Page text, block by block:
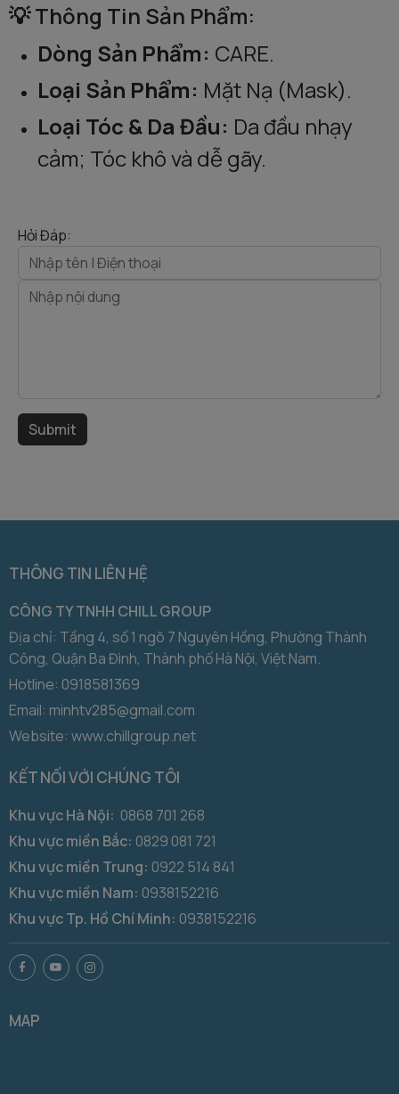
💡 Thông Tin Sản Phẩm:
Dòng Sản Phẩm: CARE.
Loại Sản Phẩm: Mặt Nạ (Mask).
Loại Tóc & Da Đầu: Da đầu nhạy
cảm; Tóc khô và dễ gãy.
Hỏi Đáp:
THÔNG TIN LIÊN HỆ
CÔNG TY TNHH CHILL GROUP
Địa chỉ: Tầng 4, số 1 ngõ 7 Nguyên Hồng, Phường Thành
Công, Quận Ba Đình, Thành phố Hà Nội, Việt Nam.
Hotline: 0918581369
Email: minhtv285@gmail.com
Website: www.chillgroup.net
KẾT NỐI VỚI CHÚNG TÔI
Khu vực Hà Nội: 0868 701 268
Khu vực miền Bắc: 0829 081 721
Khu vực miền Trung: 0922 514 841
Khu vực miền Nam: 0938152216
Khu vực Tp. Hồ Chí Minh: 0938152216
MAP